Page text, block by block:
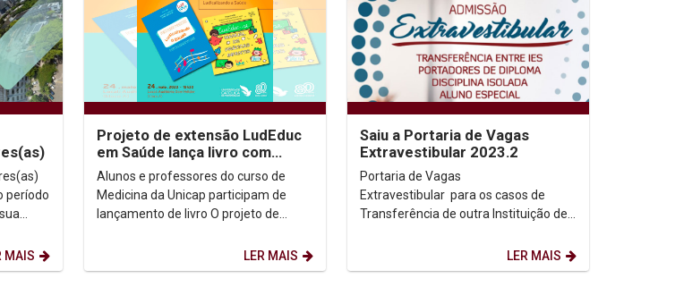
período
MAIS
Projeto de extensão LudEduc
em Saúde lança livro com
atividades lúdicas para
educação em saúde...
Alunos e professores do curso de
Medicina da Unicap participam de
lançamento de livro O projeto de
LER MAIS
Saiu a Portaria de Vagas
Extravestibular 2023.2
Portaria de Vagas
Extravestibular para os casos de
Transferência de outra Instituição de
LER MAIS